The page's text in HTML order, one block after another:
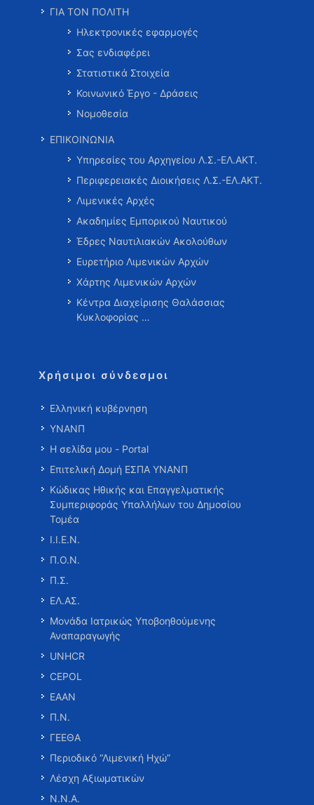
ΓΙΑ ΤΟΝ ΠΟΛΙΤΗ
Ηλεκτρονικές εφαρμογές
Σας ενδιαφέρει
Στατιστικά Στοιχεία
Κοινωνικό Έργο - Δράσεις
Νομοθεσία
ΕΠΙΚΟΙΝΩΝΙΑ
Υπηρεσίες του Αρχηγείου Λ.Σ.-ΕΛ.ΑΚΤ.
Περιφερειακές Διοικήσεις Λ.Σ.-ΕΛ.ΑΚΤ.
Λιμενικές Αρχές
Ακαδημίες Εμπορικού Ναυτικού
Έδρες Ναυτιλιακών Ακολούθων
Ευρετήριο Λιμενικών Αρχών
Χάρτης Λιμενικών Αρχών
Κέντρα Διαχείρισης Θαλάσσιας
Κυκλοφορίας …
Χρήσιμοι σύνδεσμοι
Ελληνική κυβέρνηση
ΥΝΑΝΠ
Η σελίδα μου - Portal
Επιτελική Δομή ΕΣΠΑ ΥΝΑΝΠ
Κώδικας Ηθικής και Επαγγελματικής
Συμπεριφοράς Υπαλλήλων του Δημοσίου
Τομέα
Ι.Ι.Ε.Ν.
Π.Ο.Ν.
Π.Σ.
ΕΛ.ΑΣ.
Μονάδα Ιατρικώς Υποβοηθούμενης
Αναπαραγωγής
UNHCR
CEPOL
ΕΑΑΝ
Π.Ν.
ΓΕΕΘΑ
Περιοδικό “Λιμενική Ηχώ”
Λέσχη Αξιωματικών
Ν.Ν.Α.